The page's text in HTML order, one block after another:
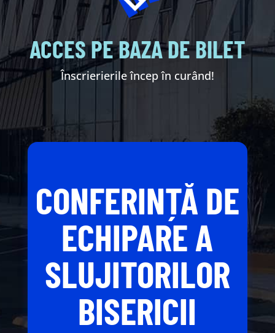
ACCES PE BAZA DE BILET
Înscrierierile încep în curând!
CONFERINȚĂ DE
ECHIPARE A
SLUJITORILOR
BISERICII